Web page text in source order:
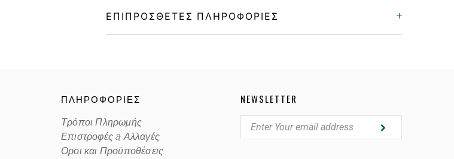
ΕΠΙΠΡΌΣΘΕΤΕΣ ΠΛΗΡΟΦΟΡΊΕΣ
Lens Color POLARIZED PRIZM 24K
ΠΛΗΡΟΦΟΡΙΕΣ
Τρόποι Πληρωμής
Επιστροφές & Αλλαγές
Οροι και Προϋποθέσεις
NEWSLETTER